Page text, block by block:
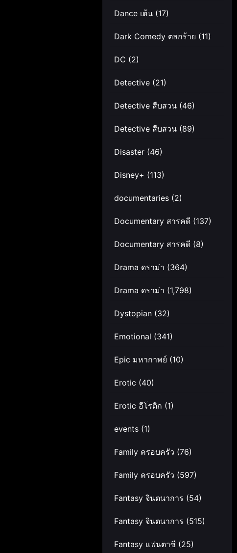
Dance เต้น (17)
Dark Comedy ตลกร้าย (11)
DC (2)
Detective (21)
Detective สืบสวน (46)
Detective สืบสวน (89)
Disaster (46)
Disney+ (113)
documentaries (2)
Documentary สารคดี (137)
Documentary สารคดี (8)
Drama ดราม่า (364)
Drama ดราม่า (1,798)
Dystopian (32)
Emotional (341)
Epic มหากาพย์ (10)
Erotic (40)
Erotic อีโรติก (1)
events (1)
Family ครอบครัว (76)
Family ครอบครัว (597)
Fantasy จินตนาการ (54)
Fantasy จินตนาการ (515)
Fantasy แฟนตาซี (25)